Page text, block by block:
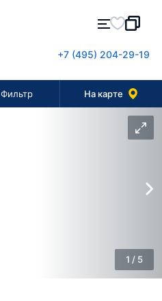
+7 (495) 204-29-19
Фильтр На карте
1 / 5